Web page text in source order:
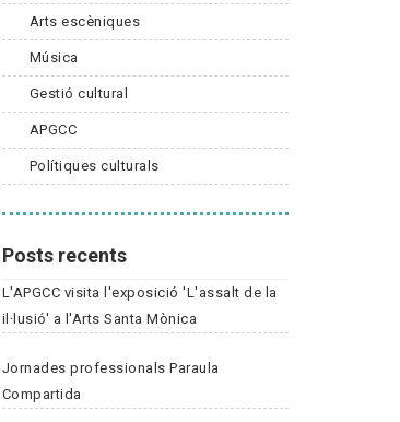
Arts escèniques
Música
Gestió cultural
APGCC
Polítiques culturals
Posts recents
L'APGCC visita l'exposició 'L'assalt de la
il·lusió' a l'Arts Santa Mònica
Jornades professionals Paraula
Compartida